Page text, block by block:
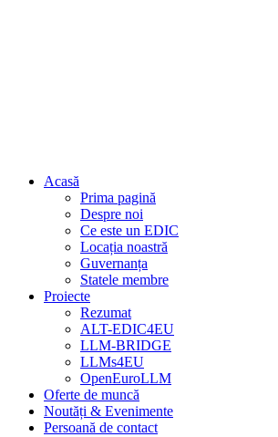
Acasă
Prima pagină
Despre noi
Ce este un EDIC
Locația noastră
Guvernanța
Statele membre
Proiecte
Rezumat
ALT-EDIC4EU
LLM-BRIDGE
LLMs4EU
OpenEuroLLM
Oferte de muncă
Noutăți & Evenimente
Persoană de contact